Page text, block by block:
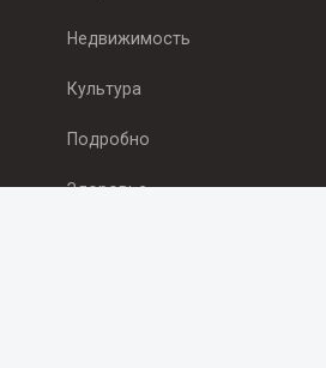
Недвижимость
Культура
Подробно
Здоровье